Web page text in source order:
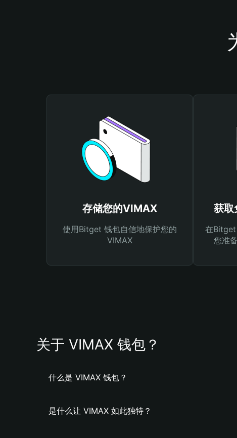
存储您的VIMAX
使用Bitget 钱包自信地保护您的
VIMAX
获取
在Bitget
您准
关于 VIMAX 钱包？
什么是 VIMAX 钱包？
是什么让 VIMAX 如此独特？